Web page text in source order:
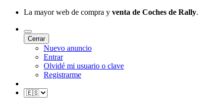
La mayor web de compra y venta de Coches de Rally.
Cerrar
Nuevo anuncio
Entrar
Olvidé mi usuario o clave
Registrarme